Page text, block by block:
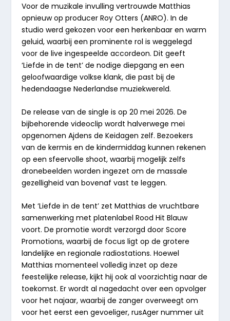
Voor de muzikale invulling vertrouwde Matthias
opnieuw op producer Roy Otters (ANRO). In de
studio werd gekozen voor een herkenbaar en warm
geluid, waarbij een prominente rol is weggelegd
voor de live ingespeelde accordeon. Dit geeft
‘Liefde in de tent’ de nodige diepgang en een
geloofwaardige volkse klank, die past bij de
hedendaagse Nederlandse muziekwereld.
De release van de single is op 20 mei 2026. De
bijbehorende videoclip wordt halverwege mei
opgenomen Ajdens de Keidagen zelf. Bezoekers
van de kermis en de kindermiddag kunnen rekenen
op een sfeervolle shoot, waarbij mogelijk zelfs
dronebeelden worden ingezet om de massale
gezelligheid van bovenaf vast te leggen.
Met ‘Liefde in de tent’ zet Matthias de vruchtbare
samenwerking met platenlabel Rood Hit Blauw
voort. De promotie wordt verzorgd door Score
Promotions, waarbij de focus ligt op de grotere
landelijke en regionale radiostations. Hoewel
Matthias momenteel volledig inzet op deze
feestelijke release, kijkt hij ook al voorzichtig naar de
toekomst. Er wordt al nagedacht over een opvolger
voor het najaar, waarbij de zanger overweegt om
voor het eerst een gevoeliger, rusAger nummer uit